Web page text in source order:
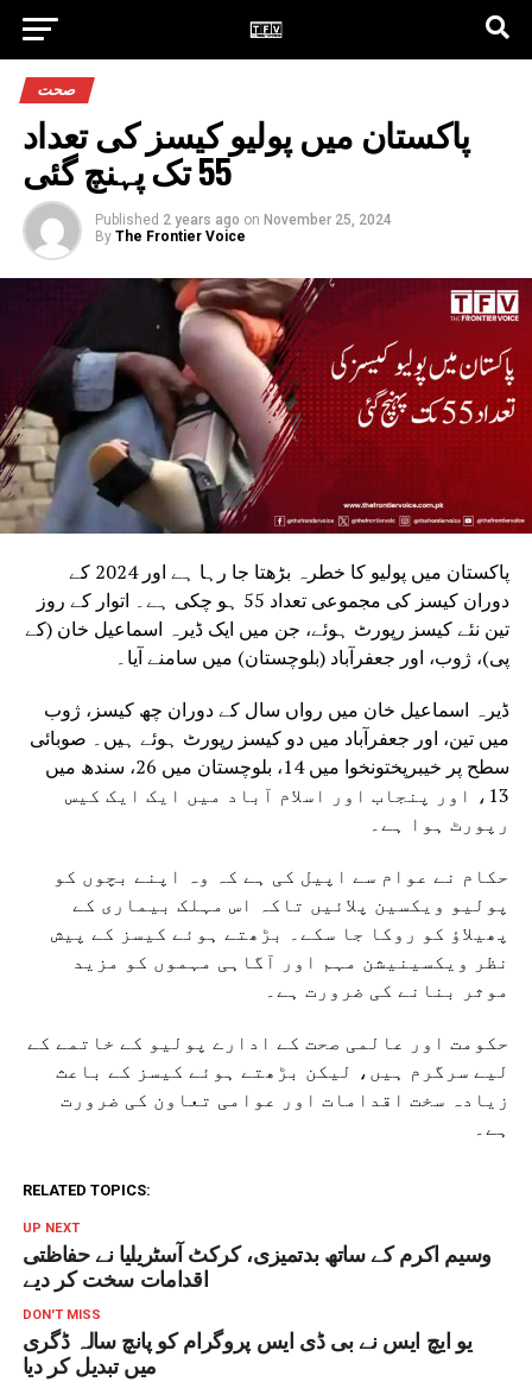
صحت
پاکستان میں پولیو کیسز کی تعداد
55 تک پہنچ گئی
Published 2 years ago on November 25, 2024
By The Frontier Voice
پاکستان میں پولیو کا خطرہ بڑھتا جا رہا ہے اور 2024 کے
دوران کیسز کی مجموعی تعداد 55 ہو چکی ہے۔ اتوار کے روز
تین نئے کیسز رپورٹ ہوئے، جن میں ایک ڈیرہ اسماعیل خان (کے
پی)، ژوب، اور جعفرآباد (بلوچستان) میں سامنے آیا۔
ڈیرہ اسماعیل خان میں رواں سال کے دوران چھ کیسز، ژوب
میں تین، اور جعفرآباد میں دو کیسز رپورٹ ہوئے ہیں۔ صوبائی
سطح پر خیبرپختونخوا میں 14، بلوچستان میں 26، سندھ میں
13، اور پنجاب اور اسلام آباد میں ایک ایک کیس
رپورٹ ہوا ہے۔
حکام نے عوام سے اپیل کی ہے کہ وہ اپنے بچوں کو
پولیو ویکسین پلائیں تاکہ اس مہلک بیماری کے
پھیلاؤ کو روکا جا سکے۔ بڑھتے ہوئے کیسز کے پیش
نظر ویکسینیشن مہم اور آگاہی مہموں کو مزید
موثر بنانے کی ضرورت ہے۔
حکومت اور عالمی صحت کے ادارے پولیو کے خاتمے کے
لیے سرگرم ہیں، لیکن بڑھتے ہوئے کیسز کے باعث
زیادہ سخت اقدامات اور عوامی تعاون کی ضرورت
ہے۔
RELATED TOPICS:
UP NEXT
وسیم اکرم کے ساتھ بدتمیزی، کرکٹ آسٹریلیا نے حفاظتی
اقدامات سخت کر دیے
DON'T MISS
یو ایچ ایس نے بی ڈی ایس پروگرام کو پانچ سالہ ڈگری
میں تبدیل کر دیا